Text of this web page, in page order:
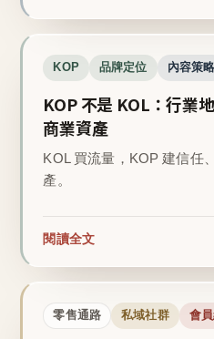
KOP 品牌定位 內容策略
KOP 不是 KOL：行業
商業資產
KOL 買流量，KOP 建信任
產。
閱讀全文
零售通路 私域社群 會